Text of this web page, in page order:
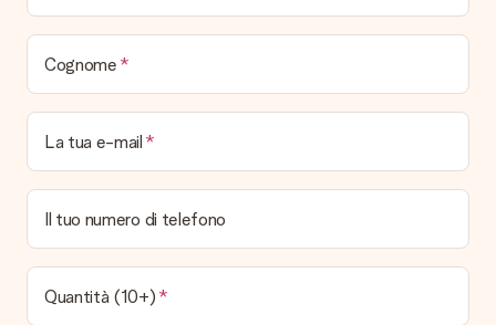
modo puoi inviare il regalo direttamente al destinatario,
facendogli una vera e propria sorpresa!
Cognome
La tua e-mail
Il tuo numero di telefono
Quantità (10+)